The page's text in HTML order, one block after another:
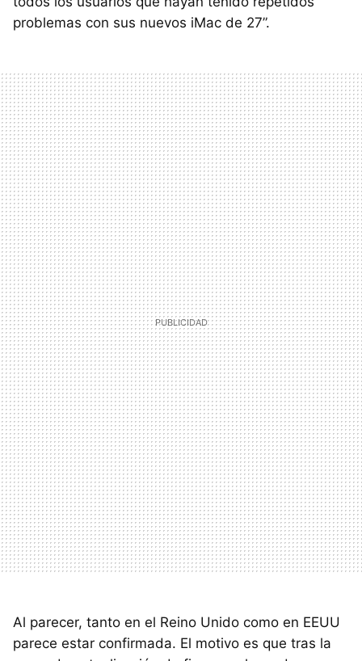
problemas con sus nuevos iMac de 27”.
Al parecer, tanto en el Reino Unido como en EEUU
parece estar confirmada. El motivo es que tras la